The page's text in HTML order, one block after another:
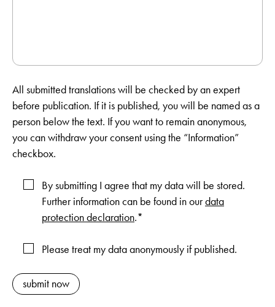
All submitted translations will be checked by an expert
before publication. If it is published, you will be named as a
person below the text. If you want to remain anonymous,
you can withdraw your consent using the “Information”
checkbox.
By submitting I agree that my data will be stored.
Further information can be found in ourdata
protection declaration.*
Please treat my data anonymously if published.